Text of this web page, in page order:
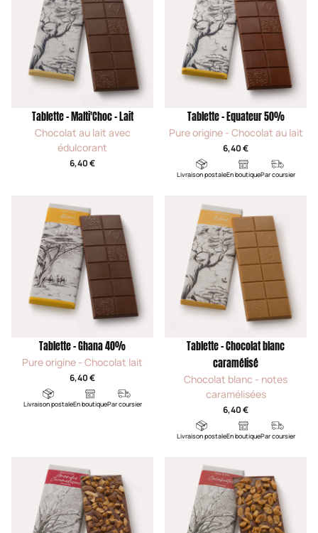
Tablette - Malti'Choc - Lait
Chocolat au lait avec
édulcorant
6,40 €
Tablette - Equateur 50%
Pure origine - Chocolat au lait
6,40 €
Livraison postaleEn boutiquePar coursier
Tablette - Ghana 40%
Pure origine - Chocolat lait
6,40 €
Livraison postaleEn boutiquePar coursier
Tablette - Chocolat blanc
caramélisé
Chocolat blanc - notes
caramélisées
6,40 €
Livraison postaleEn boutiquePar coursier